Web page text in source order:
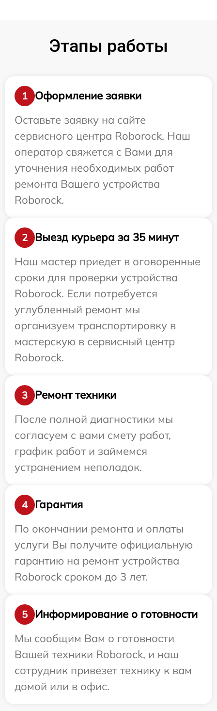
Этапы работы
1
Оформление заявки
Оставьте заявку на сайте
сервисного центра Roborock. Наш
оператор свяжется с Вами для
уточнения необходимых работ
ремонта Вашего устройства
Roborock.
2
Выезд курьера за 35 минут
Наш мастер приедет в оговоренные
сроки для проверки устройства
Roborock. Если потребуется
углубленный ремонт мы
организуем транспортировку в
мастерскую в сервисный центр
Roborock.
3
Ремонт техники
После полной диагностики мы
согласуем с вами смету работ,
график работ и займемся
устранением неполадок.
4
Гарантия
По окончании ремонта и оплаты
услуги Вы получите официальную
гарантию на ремонт устройства
Roborock сроком до 3 лет.
5
Информирование о готовности
Мы сообщим Вам о готовности
Вашей техники Roborock, и наш
сотрудник привезет технику к вам
домой или в офис.